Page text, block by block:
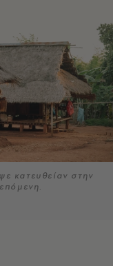
κατευθείαν στην